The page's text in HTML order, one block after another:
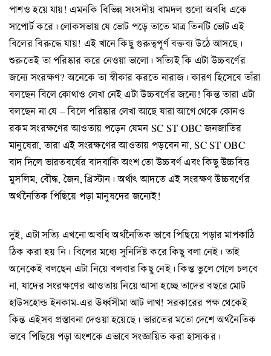
পাশও হয়ে যায়! এমনকি বিভিন্ন সংসদীয় বামদল গুলো অবধি একে
সাপোর্ট করে। লোকসভায় যে ভোট পড়ে তাতে মাত্র তিনটি ভোট এই
বিলের বিরুদ্ধে যায়! এই খানে কিছু গুরুত্বপূর্ণ বক্তব্য উঠে আসছে।
শুরুতেই তা পরিষ্কার করে নেওয়া ভালো। সত্যিই কি এটা উচ্চবর্ণের
জন্যে সংরক্ষণ? অনেকে তা স্বীকার করতে নারাজ। কারণ হিসেবে তাঁরা
বলছেন বিলে কোথাও লেখা নেই এটা উচ্চবর্ণের জন্যে! কিন্ত তারা এটা
বলছেন না যে – বিলে পরিষ্কার লেখা আছে যারা আগে থেকে কোনও
রকম সংরক্ষণের আওতায় পড়েন যেমন SC ST OBC জনজাতির
মানুষেরা, তারা এই সংরক্ষণের আওতায় পড়বেন না, SC ST OBC
বাদ দিলে ভারতবর্ষের বাদবাকি অংশ তো উচ্চবর্ণ এবং কিছু উচ্চবিত্ত
মুসলিম, বৌদ্ধ, জৈন, খ্রিস্টান। অর্থাৎ আদতে এই সংরক্ষণ উচ্চবর্ণের
অর্থনৈতিক পিছিয়ে পড়া মানুষদের জন্যেই!
দুই, এটা সত্যি এখনো অবধি অর্থনৈতিক ভাবে পিছিয়ে পড়ার মাপকাঠি
ঠিক করা হয় নি। বিলের মধ্যে সুনির্দিষ্ট করে কিছু বলা নেই। তাই
অনেকেই বলছেন এটা নিয়ে বলবার কিছু নেই। কিন্ত ভুলে গেলে চলবে
না, যাদের সংরক্ষণের আওতায় নিয়ে আসা হচ্ছে তাদের বছরে মোট
হাউসহোল্ড ইনকাম-এর ঊর্ধ্বসীমা আট লাখ! সরকারের পক্ষ থেকেই
কিন্ত এইসব প্রস্তাবনা দেওয়া হয়েছে। ভারতের মতো দেশে অর্থনৈতিক
ভাবে পিছিয়ে পড়া অংশকে এভাবে সংজ্ঞায়িত করা হাস্যকর।